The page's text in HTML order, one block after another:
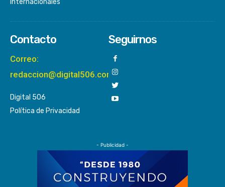
Internacionales
Contacto
Correo:
redaccion@digital506.com
Digital 506
Política de Privacidad
Seguirnos
- Publicidad -